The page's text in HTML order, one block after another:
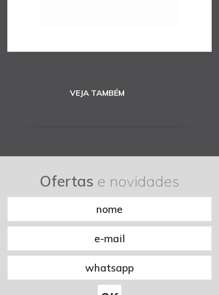
VEJA TAMBÉM
Ofertas e novidades